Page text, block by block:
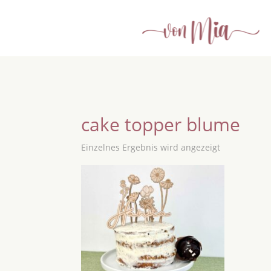
cake topper blume
Einzelnes Ergebnis wird angezeigt